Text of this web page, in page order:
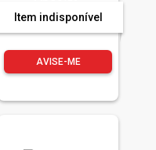
Item indisponível
AVISE-ME